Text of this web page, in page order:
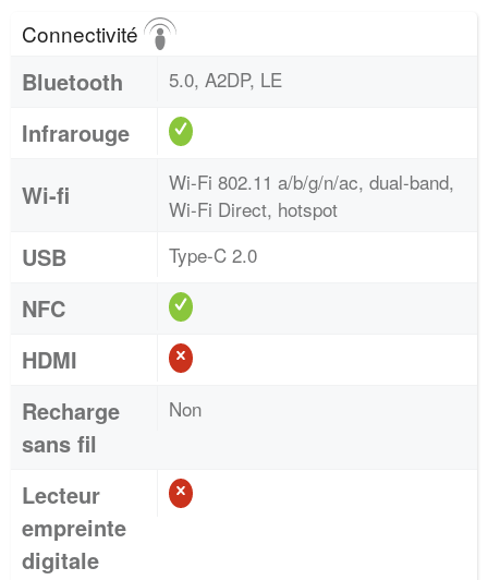
Connectivité
Bluetooth 5.0, A2DP, LE
Infrarouge
Wi-fi
Wi-Fi 802.11 a/b/g/n/ac, dual-band,
Wi-Fi Direct, hotspot
USB Type-C 2.0
NFC
HDMI
Recharge
sans fil
Non
Lecteur
empreinte
digitale